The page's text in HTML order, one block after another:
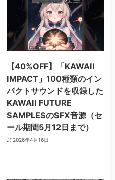
【40%OFF】「KAWAII
IMPACT」100種類のイン
パクトサウンドを収録した
KAWAII FUTURE
SAMPLESのSFX音源（セ
ール期間5月12日まで）
2026年4月16日